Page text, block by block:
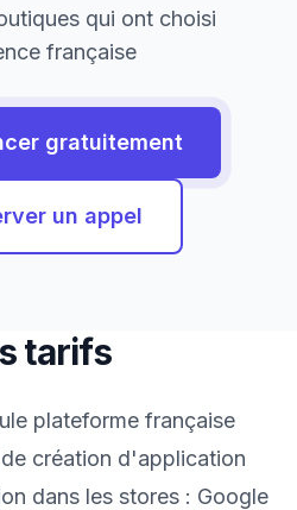
qui ont choisi
française
gratuitement
un appel
tarifs
plateforme française
création d'application
dans les stores : Google